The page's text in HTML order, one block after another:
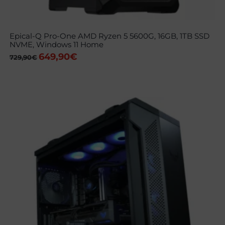
Epical-Q Pro-One AMD Ryzen 5 5600G, 16GB, 1TB SSD
NVME, Windows 11 Home
729,90€ El
649,90€